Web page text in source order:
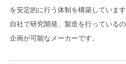
を安定的に行う体制を構築していま
自社で研究開発、製造を行っている
企画が可能なメーカーです。